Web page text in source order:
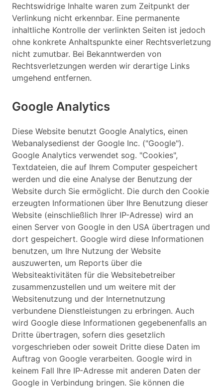
Rechtswidrige Inhalte waren zum Zeitpunkt der
Verlinkung nicht erkennbar. Eine permanente
inhaltliche Kontrolle der verlinkten Seiten ist jedoch
ohne konkrete Anhaltspunkte einer Rechtsverletzung
nicht zumutbar. Bei Bekanntwerden von
Rechtsverletzungen werden wir derartige Links
umgehend entfernen.
Google Analytics
Diese Website benutzt Google Analytics, einen
Webanalysedienst der Google Inc. ("Google").
Google Analytics verwendet sog. "Cookies",
Textdateien, die auf Ihrem Computer gespeichert
werden und die eine Analyse der Benutzung der
Website durch Sie ermöglicht. Die durch den Cookie
erzeugten Informationen über Ihre Benutzung dieser
Website (einschließlich Ihrer IP-Adresse) wird an
einen Server von Google in den USA übertragen und
dort gespeichert. Google wird diese Informationen
benutzen, um Ihre Nutzung der Website
auszuwerten, um Reports über die
Websiteaktivitäten für die Websitebetreiber
zusammenzustellen und um weitere mit der
Websitenutzung und der Internetnutzung
verbundene Dienstleistungen zu erbringen. Auch
wird Google diese Informationen gegebenenfalls an
Dritte übertragen, sofern dies gesetzlich
vorgeschrieben oder soweit Dritte diese Daten im
Auftrag von Google verarbeiten. Google wird in
keinem Fall Ihre IP-Adresse mit anderen Daten der
Google in Verbindung bringen. Sie können die